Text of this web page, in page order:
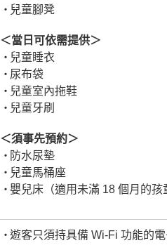
兒童腳凳
＜當日可依需提供＞
兒童睡衣
尿布袋
兒童室內拖鞋
兒童牙刷
＜須事先預約＞
防水尿墊
兒童馬桶座
嬰兒床（適用未滿 18 個月的孩
遊客只須持具備 Wi-Fi 功能的